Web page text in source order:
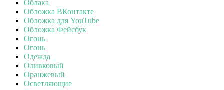
Облака
Обложка ВКонтакте
Обложка для YouTube
Обложка Фейсбук
Огонь
Огонь
Одежда
Оливковый
Оранжевый
Осветляющие